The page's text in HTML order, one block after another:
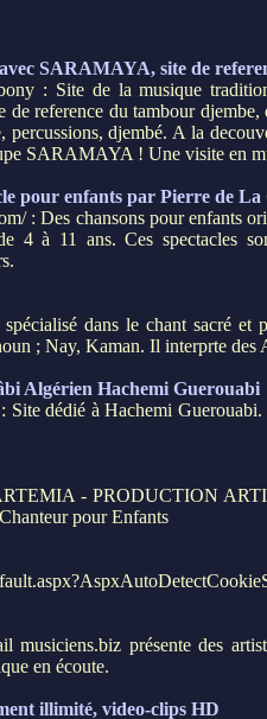
SARAMAYA, site de
: Site de la musique
reference du tambour djembe,
percussions, djembé. A la
SARAMAYA ! Une visite en
pour enfants par Pierre de
: Des chansons pour enfants
4 à 11 ans. Ces spectacles
dans le chant sacré et
; Nay, Kaman. Il interprte des
Algérien Hachemi Guerouabi
dédié à Hachemi
- PRODUCTION
pour Enfants
présente des
en écoute.
illimité, video-clips HD